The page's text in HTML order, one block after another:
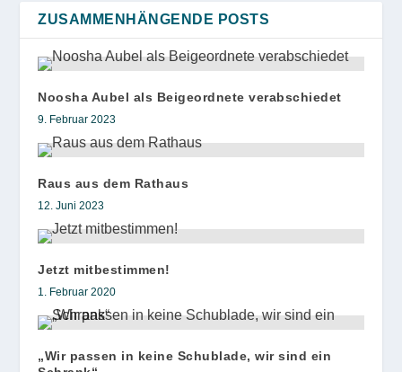
ZUSAMMENHÄNGENDE POSTS
Noosha Aubel als Beigeordnete verabschiedet
9. Februar 2023
Raus aus dem Rathaus
12. Juni 2023
Jetzt mitbestimmen!
1. Februar 2020
„Wir passen in keine Schublade, wir sind ein